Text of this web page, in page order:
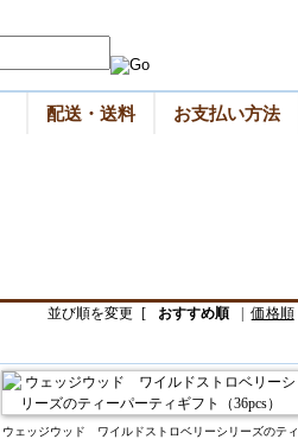
配送・送料 お支払い方法
並び順を変更 [ おすすめ順 価格順
ウェッジウッド ワイルドストロベリーシリーズのティ